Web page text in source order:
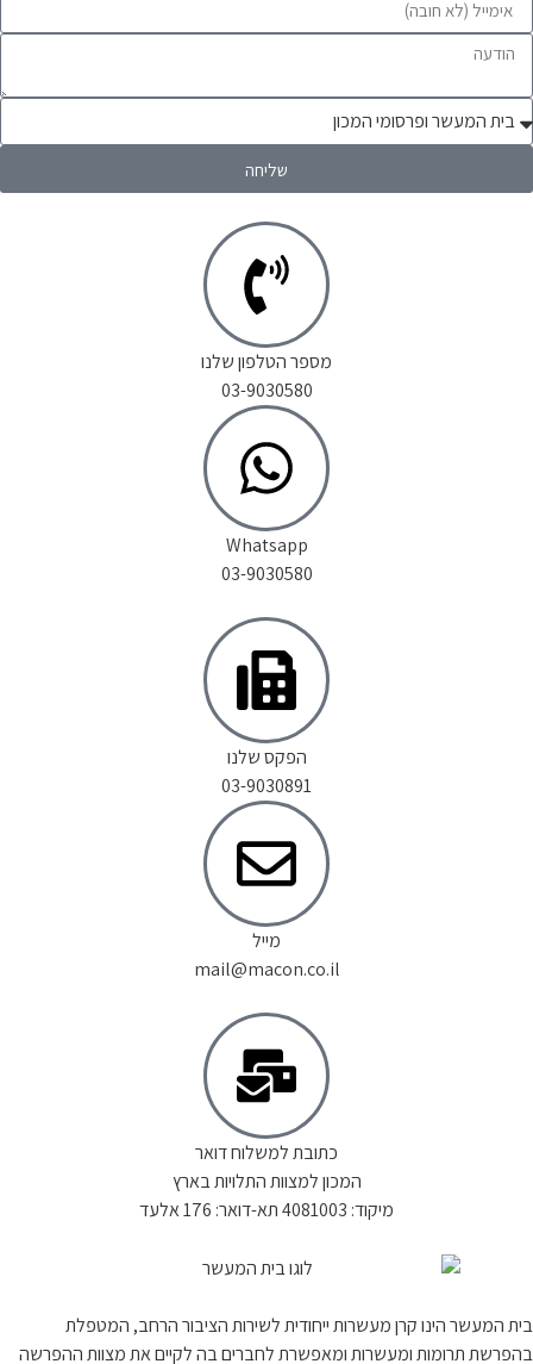
שליחה
מספר הטלפון שלנו
03-9030580
Whatsapp
03-9030580
הפקס שלנו
03-9030891
מייל
mail@macon.co.il
כתובת למשלוח דואר
המכון למצוות התלויות בארץ
מיקוד: 4081003 תא-דואר: 176 אלעד
בית המעשר הינו קרן מעשרות ייחודית לשירות הציבור הרחב, המטפלת
בהפרשת תרומות ומעשרות ומאפשרת לחברים בה לקיים את מצוות ההפרשה